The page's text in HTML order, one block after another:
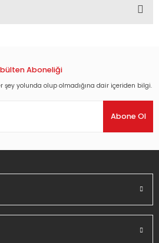
ederiz.
bilgiler bulunuyor.
Aboneliği
şey yolunda olup olmadığına dair içeriden bilgi.
Abone Ol